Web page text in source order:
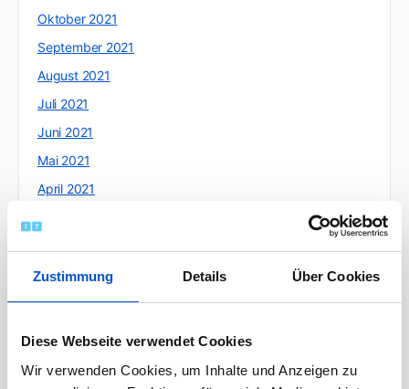
Zustimmung Details Über Cookies
Diese Webseite verwendet Cookies
Wir verwenden Cookies, um Inhalte und Anzeigen zu
Oktober 2021
September 2021
August 2021
Juli 2021
Juni 2021
Mai 2021
April 2021
Januar 2021
Dezember 2020